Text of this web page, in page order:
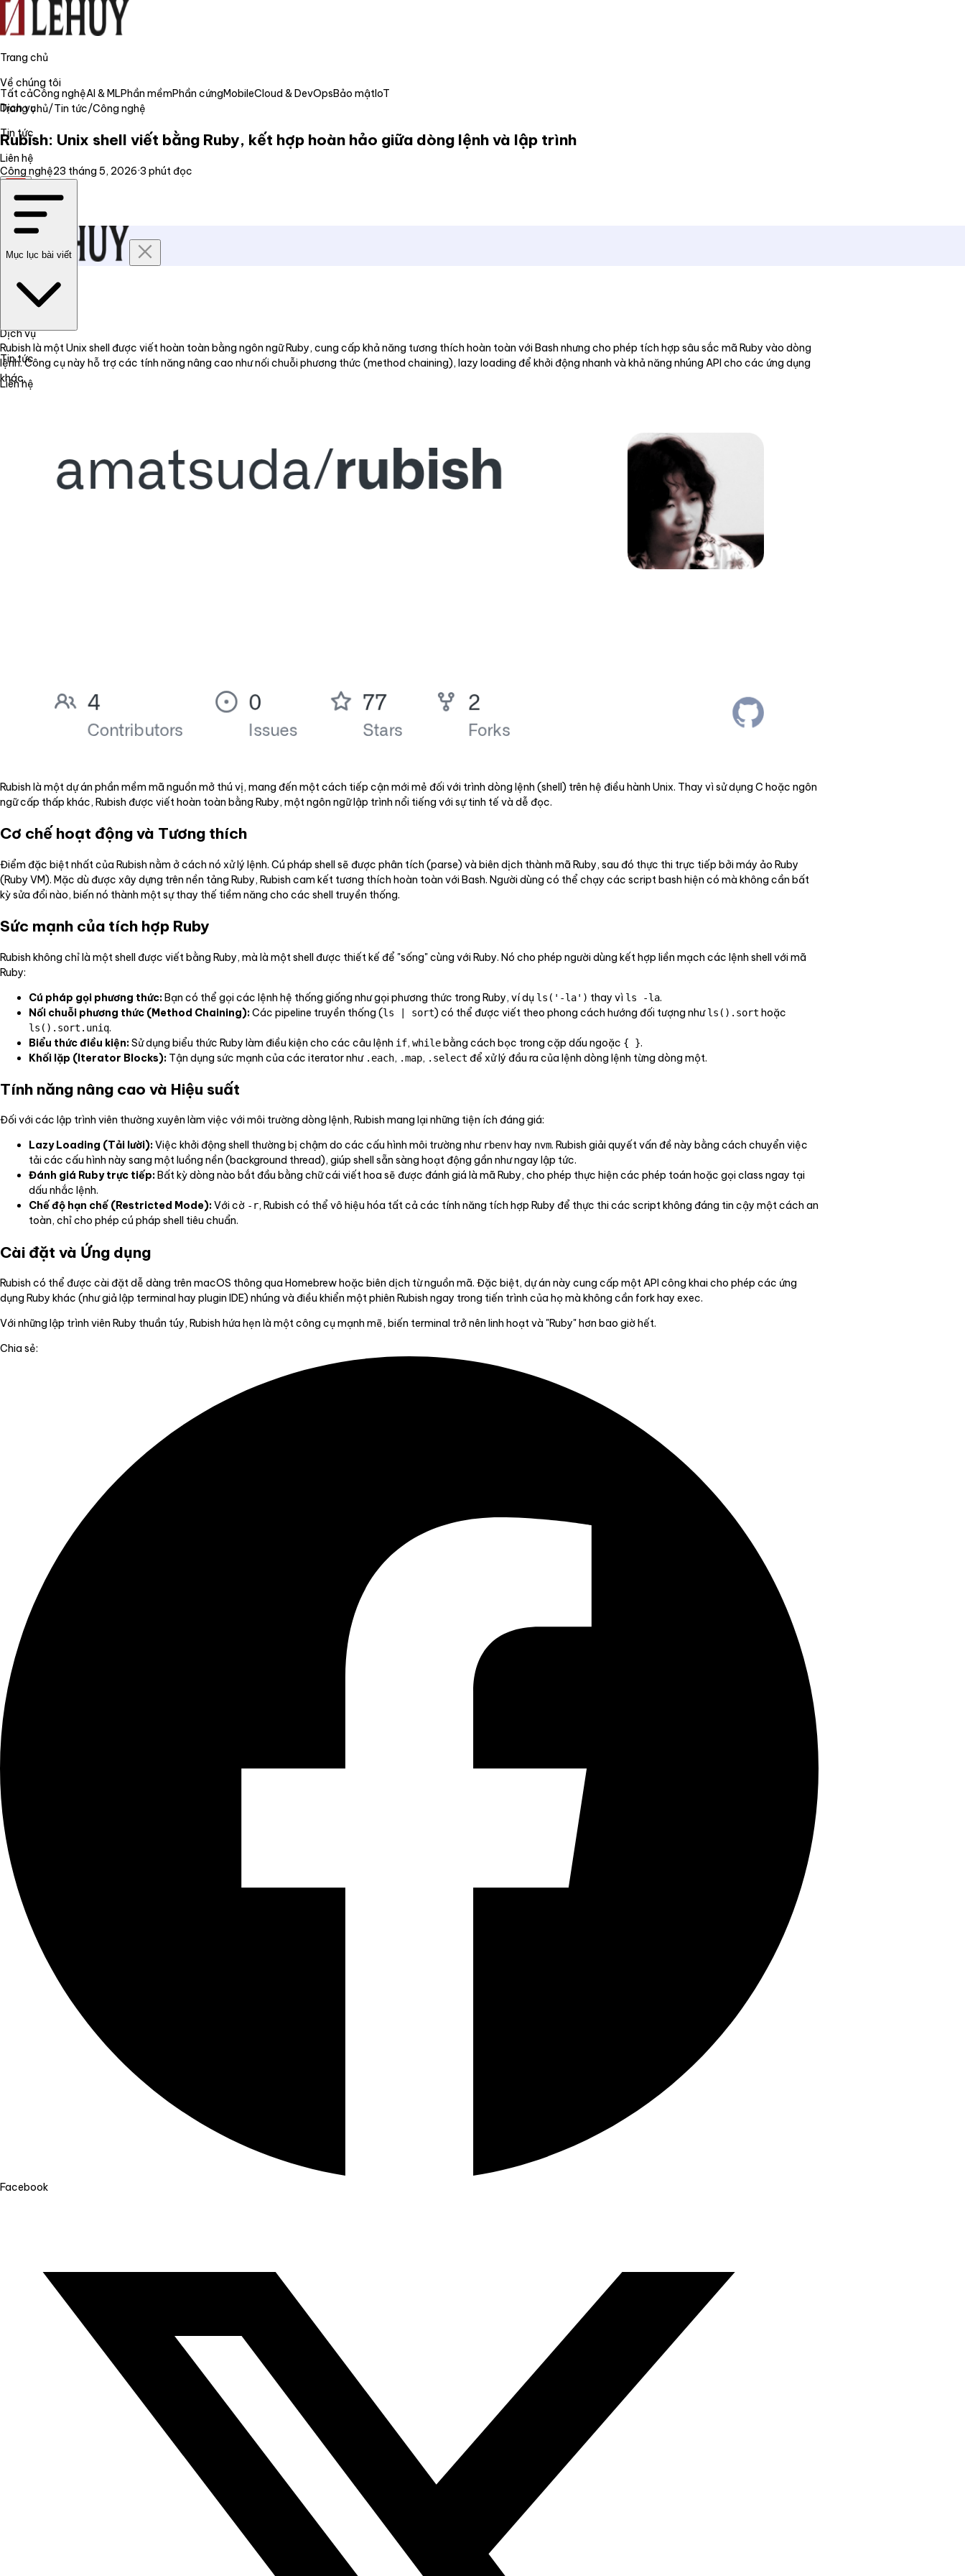
Trang chủ
Về chúng tôi
Dịch vụ
Tin tức
Liên hệ
Trang chủ
Về chúng tôi
Dịch vụ
Tin tức
Liên hệ
Tất cảCông nghệAI & MLPhần mềmPhần cứngMobileCloud & DevOpsBảo mậtIoT
Trang chủ/Tin tức/Công nghệ
Rubish: Unix shell viết bằng Ruby, kết hợp hoàn hảo giữa dòng lệnh và lập trình
Công nghệ23 tháng 5, 2026·3 phút đọc
Mục lục bài viết
Rubish là một Unix shell được viết hoàn toàn bằng ngôn ngữ Ruby, cung cấp khả năng tương thích hoàn toàn với Bash nhưng cho phép tích hợp sâu sắc mã Ruby vào dòng
lệnh. Công cụ này hỗ trợ các tính năng nâng cao như nối chuỗi phương thức (method chaining), lazy loading để khởi động nhanh và khả năng nhúng API cho các ứng dụng
khác.
Rubish là một dự án phần mềm mã nguồn mở thú vị, mang đến một cách tiếp cận mới mẻ đối với trình dòng lệnh (shell) trên hệ điều hành Unix. Thay vì sử dụng C hoặc ngôn
ngữ cấp thấp khác, Rubish được viết hoàn toàn bằng Ruby, một ngôn ngữ lập trình nổi tiếng với sự tinh tế và dễ đọc.
Cơ chế hoạt động và Tương thích
Điểm đặc biệt nhất của Rubish nằm ở cách nó xử lý lệnh. Cú pháp shell sẽ được phân tích (parse) và biên dịch thành mã Ruby, sau đó thực thi trực tiếp bởi máy ảo Ruby
(Ruby VM). Mặc dù được xây dựng trên nền tảng Ruby, Rubish cam kết tương thích hoàn toàn với Bash. Người dùng có thể chạy các script bash hiện có mà không cần bất
kỳ sửa đổi nào, biến nó thành một sự thay thế tiềm năng cho các shell truyền thống.
Sức mạnh của tích hợp Ruby
Rubish không chỉ là một shell được viết bằng Ruby, mà là một shell được thiết kế để "sống" cùng với Ruby. Nó cho phép người dùng kết hợp liền mạch các lệnh shell với mã
Ruby:
Cú pháp gọi phương thức:Bạn có thể gọi các lệnh hệ thống giống như gọi phương thức trong Ruby, ví dụ ls('-la') thay vì ls -la.
Nối chuỗi phương thức (Method Chaining):Các pipeline truyền thống (ls | sort) có thể được viết theo phong cách hướng đối tượng nhưls().sort hoặc
ls().sort.uniq.
Biểu thức điều kiện:Sử dụng biểu thức Ruby làm điều kiện cho các câu lệnh if, whilebằng cách bọc trong cặp dấu ngoặc { }.
Khối lặp (Iterator Blocks): Tận dụng sức mạnh của các iterator như .each, .map, .select để xử lý đầu ra của lệnh dòng lệnh từng dòng một.
Tính năng nâng cao và Hiệu suất
Đối với các lập trình viên thường xuyên làm việc với môi trường dòng lệnh, Rubish mang lại những tiện ích đáng giá:
Lazy Loading (Tải lười):Việc khởi động shell thường bị chậm do các cấu hình môi trường như rbenv hay nvm. Rubish giải quyết vấn đề này bằng cách chuyển việc
tải các cấu hình này sang một luồng nền (background thread), giúp shell sẵn sàng hoạt động gần như ngay lập tức.
Đánh giá Ruby trực tiếp: Bất kỳ dòng nào bắt đầu bằng chữ cái viết hoa sẽ được đánh giá là mã Ruby, cho phép thực hiện các phép toán hoặc gọi class ngay tại
dấu nhắc lệnh.
Chế độ hạn chế (Restricted Mode):Với cờ -r, Rubish có thể vô hiệu hóa tất cả các tính năng tích hợp Ruby để thực thi các script không đáng tin cậy một cách an
toàn, chỉ cho phép cú pháp shell tiêu chuẩn.
Cài đặt và Ứng dụng
Rubish có thể được cài đặt dễ dàng trên macOS thông qua Homebrew hoặc biên dịch từ nguồn mã. Đặc biệt, dự án này cung cấp một API công khai cho phép các ứng
dụng Ruby khác (như giả lập terminal hay plugin IDE) nhúng và điều khiển một phiên Rubish ngay trong tiến trình của họ mà không cần fork hay exec.
Với những lập trình viên Ruby thuần túy, Rubish hứa hẹn là một công cụ mạnh mẽ, biến terminal trở nên linh hoạt và "Ruby" hơn bao giờ hết.
Chia sẻ:
Facebook